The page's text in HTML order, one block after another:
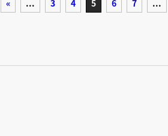
« ... 3 4 5 6 7 ...